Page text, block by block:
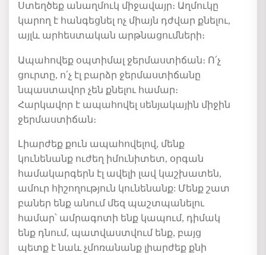
Ստեղծեք անաղմուկ միջավայր։ Աղմուկը
կարող է հանգեցնել ոչ միայն դժվար քնելու,
այլև արհեստական արթնացումների։
Ապահովեք օպտիմալ ջերմաստիճան։ Ո՛չ
ցուրտը, ո՛չ էլ բարձր ջերմաստիճանը
նպաստավոր չեն քնելու համար։
Հարկավոր է ապահովել սենյակային միջին
ջերմաստիճան։
Լիարժեք քուն ապահովելով, մենք
կունենանք ուժեղ իմունիտետ, օրգան
համակարգերն էլ ավելի լավ կաշխատեն,
ամուր հիշողություն կունենանք: Մենք շատ
բաներ ենք անում մեզ պաշտպանելու
համար՝ ամրագոտի ենք կապում, դիմակ
ենք դնում, պատվաստվում ենք, բայց
պետք է նաև չմոռանանք լիարժեք քնի